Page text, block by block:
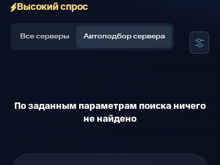
Высокий спрос
Все серверы Автоподбор сервера
По заданным параметрам поиска ничего
не найдено